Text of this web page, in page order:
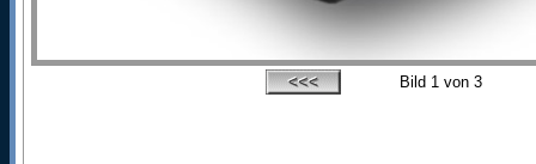
Bild 1 von 3